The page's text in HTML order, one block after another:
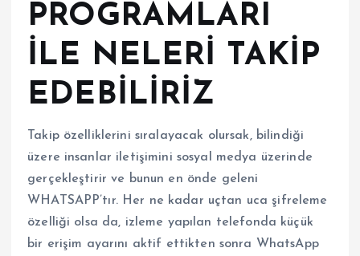
PROGRAMLARI
İLE NELERİ TAKİP
EDEBİLİRİZ
Takip özelliklerini sıralayacak olursak, bilindiği
üzere insanlar iletişimini sosyal medya üzerinde
gerçekleştirir ve bunun en önde geleni
WHATSAPP’tır. Her ne kadar uçtan uca şifreleme
özelliği olsa da, izleme yapılan telefonda küçük
bir erişim ayarını aktif ettikten sonra WhatsApp